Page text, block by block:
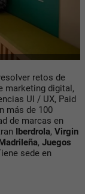
retos de
marketing digital,
UI / UX, Paid
más de 100
de marcas en
Iberdrola, Virgin
, Juegos
sede en